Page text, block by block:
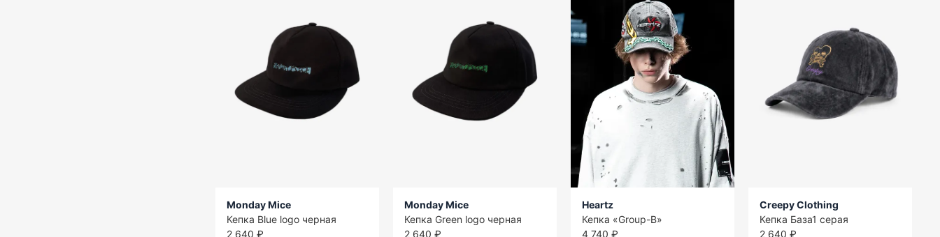
Monday Mice
Кепка Blue logo черная
2 640 ₽
Monday Mice
Кепка Green logo черная
2 640 ₽
Heartz
Кепка «Group-B»
4 740 ₽
Creepy Clothing
Кепка База1 серая
2 640 ₽